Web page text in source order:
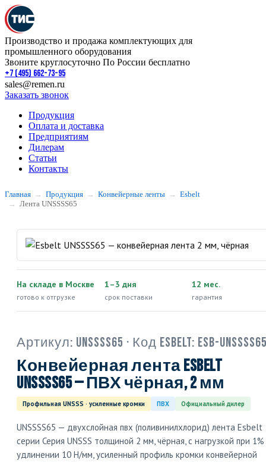
Производство и продажа комплектующих для
промышленного оборудования
Звоните круглосуточно По России бесплатно
+7 (495) 662-73-95
sales@remen.ru
Заказать звонок
Продукция
Оплата и доставка
Предприятиям
Дилерам
Статьи
Контакты
Главная Продукция Конвейерные ленты
Esbelt
Лента UNSSSS65
На складе в Москве
готово к отгрузке
1–3 дня
срок поставки
12 мес.
гарантия
Артикул: UNSSSS65 · Код Esbelt: ESB-
Конвейерная лента Esbelt
UNSSSS65 — ПВХ чёрная, 2 мм
Профильная UNSSS · усиленные кромки ПВХ Официальный дилер
UNSSSS65 — двухслойная пвх (поливинилхлорид) лента Esbelt
серии Серия UNSSS толщиной 2 мм, чёрная, с нагрузкой при 1%
удлинении 10 Н/мм, усиленный профиль кромки конвейерной